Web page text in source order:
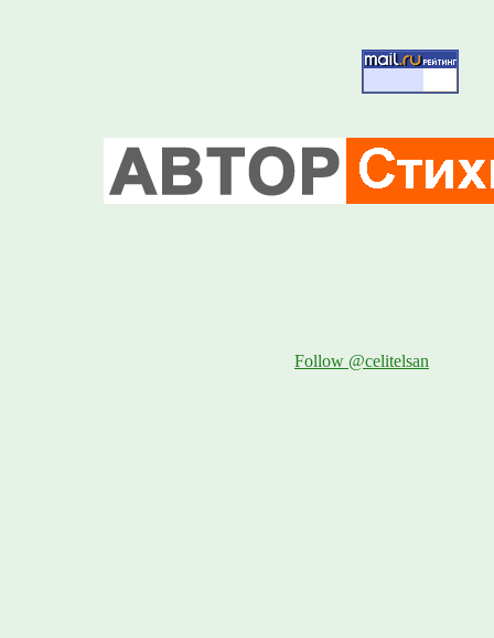
Follow @celitelsan